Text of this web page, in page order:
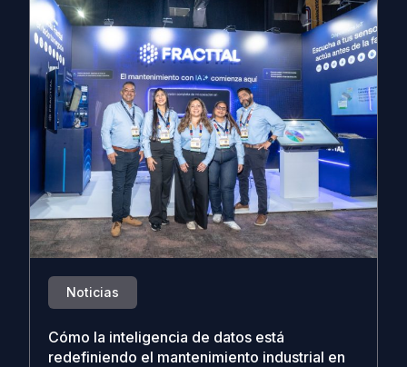
Noticias
Cómo la inteligencia de datos está
redefiniendo el mantenimiento industrial en